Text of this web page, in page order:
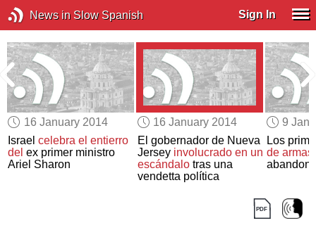
News in Slow Spanish Sign In
16 January 2014
Israelcelebra el entierro
del ex primer ministro
Ariel Sharon
16 January 2014
El gobernador de Nueva
Jersey involucrado en un
escándalotras una
vendetta política
9
Los
de